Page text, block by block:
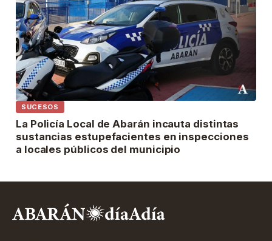
SUCESOS
La Policía Local de Abarán incauta distintas
sustancias estupefacientes en inspecciones
a locales públicos del municipio